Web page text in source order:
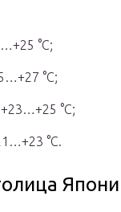
°C;
°C;
°C;
°C.